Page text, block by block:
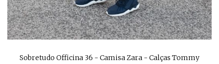
Sobretudo Officina 36 - Camisa Zara - Calças Tommy